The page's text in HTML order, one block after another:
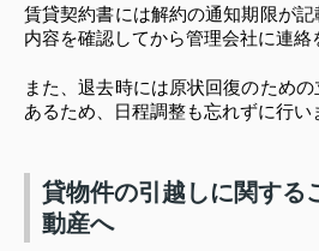
賃貸契約書には解約の通知期限が
内容を確認してから管理会社に連絡
また、退去時には原状回復のため
あるため、日程調整も忘れずに行い
貸物件の引越しに関する
動産へ